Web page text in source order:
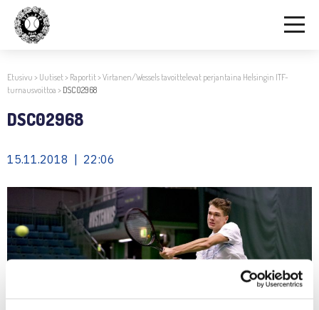
Etusivu > Uutiset> Raportit>Virtanen/Wessels tavoittelevat perjantaina Helsingin ITF-
turnausvoittoa > DSC02968
DSC02968
15.11.2018 | 22:06